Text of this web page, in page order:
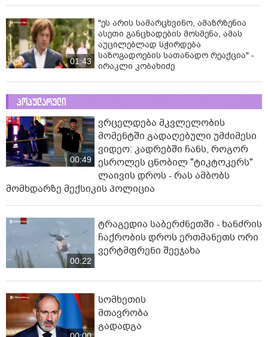
01:43
"ეს არის სამარცხვინო, ამაზრზენია
ასეთი განცხადების მოსმენა, ამას
აუცილებლად სჭირდება
საზოგადოების სათანადო რეაქცია" -
ირაკლი კობახიძე
პოპულარული
00:49
ვრცელდება მკვლელობის
მომენტში გადაღებული უმძიმესი
ვიდეო: კადრებში ჩანს, როგორ
ესროლეს ცნობილ "ტიკტოკერს"
ლაივის დროს - რას ამბობს
მომხდარზე მექსიკის პოლიცია
00:22
ტრაგედია საბერძნეთში - ხანძრის
ჩაქრობის დროს ერთმანეთს ორი
ვერტმფრენი შეეჯახა
სომხეთის
მთავრობა
გადადგა